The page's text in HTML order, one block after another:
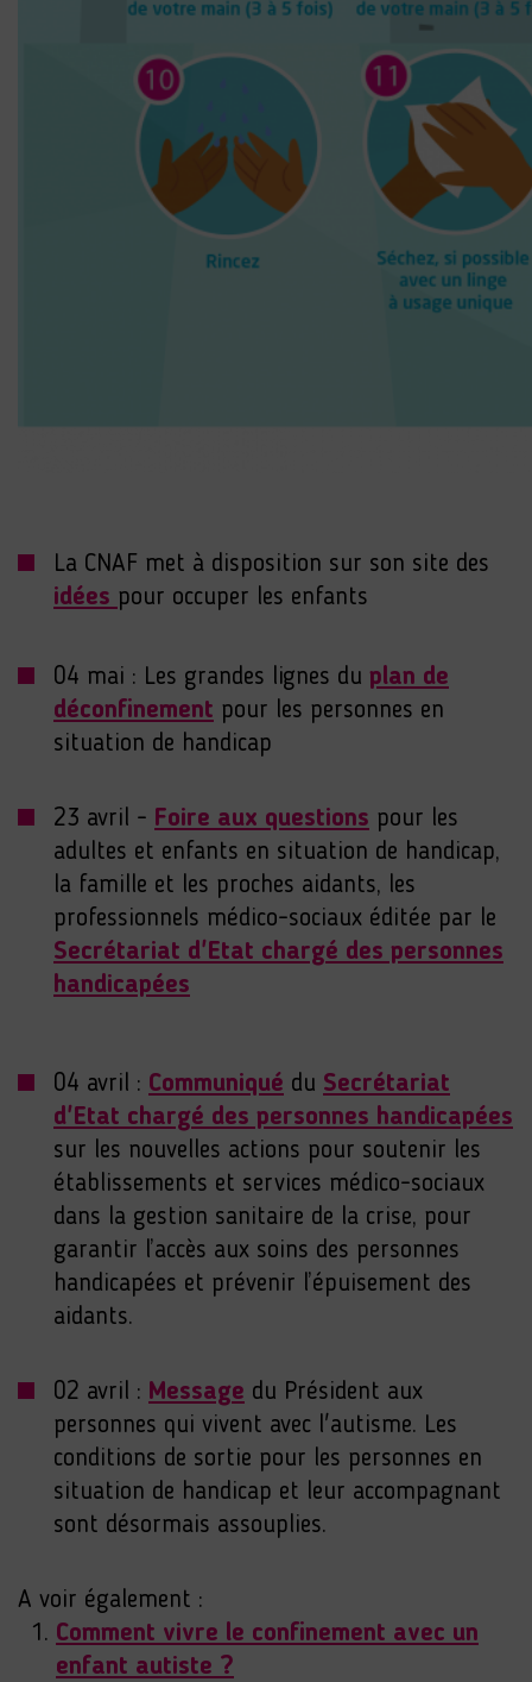
La CNAF met à disposition sur son site des
idées pour occuper les enfants
04 mai : Les grandes lignes du plan de
déconfinement pour les personnes en
situation de handicap
23 avril - Foire aux questions pour les
adultes et enfants en situation de handicap,
la famille et les proches aidants, les
professionnels médico-sociaux éditée par le
Secrétariat d'Etat chargé des personnes
handicapées
04 avril : Communiqué du Secrétariat
d'Etat chargé des personnes handicapées
sur les nouvelles actions pour soutenir les
établissements et services médico-sociaux
dans la gestion sanitaire de la crise, pour
garantir l’accès aux soins des personnes
handicapées et prévenir l’épuisement des
aidants.
02 avril : Message du Président aux
personnes qui vivent avec l'autisme. Les
conditions de sortie pour les personnes en
situation de handicap et leur accompagnant
sont désormais assouplies.
A voir également :
Comment vivre le confinement avec un
enfant autiste ?